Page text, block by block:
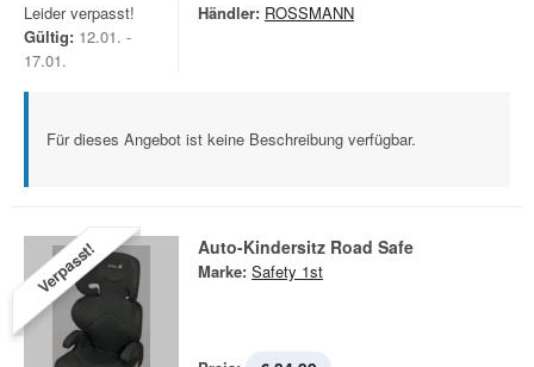
Leider verpasst!
Gültig: 12.01. -
17.01.
Händler: ROSSMANN
Für dieses Angebot ist keine Beschreibung verfügbar.
Verpasst! Auto-Kindersitz Road Safe
Marke: Safety 1st